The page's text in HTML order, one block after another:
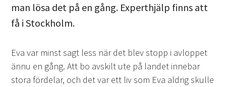
man lösa det på en gång. Experthjälp finns att
få i Stockholm.
Eva var minst sagt less när det blev stopp i avloppet
ännu en gång. Att bo avskilt ute på landet innebar
stora fördelar, och det var ett liv som Eva aldrig skulle